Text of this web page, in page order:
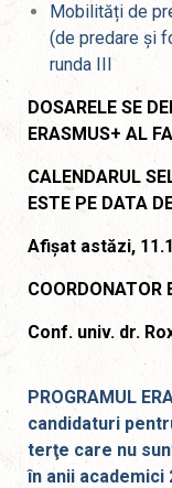
Mobilități de
(de predare și
runda III
DOSARELE SE
ERASMUS+ AL
CALENDARUL
ESTE PE DATA
Afișat astăzi,
COORDONATOR
Conf. univ. dr.
PROGRAMUL
candidaturi
terţe care nu
în anii academici